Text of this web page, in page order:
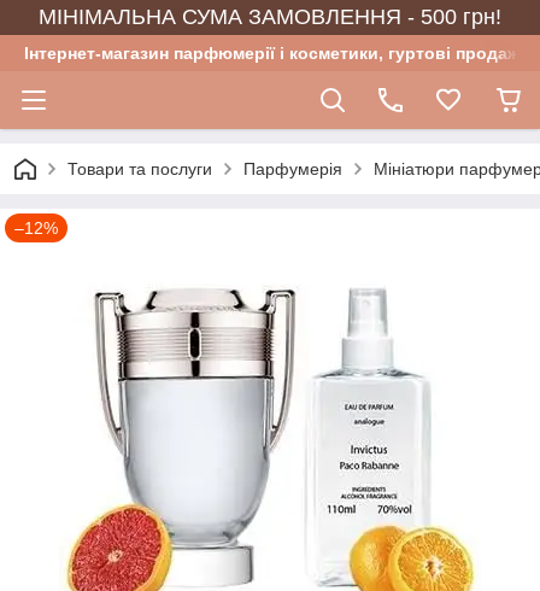
МІНІМАЛЬНА СУМА ЗАМОВЛЕННЯ - 500 грн!
Інтернет-магазин парфюмерії і косметики, гуртові продажі
Товари та послуги Парфумерія Мініатюри
–12%